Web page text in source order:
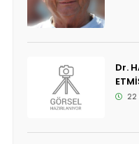
Dr.
22